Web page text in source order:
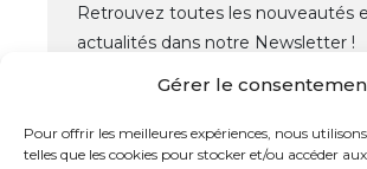
Gérer le
Pour offrir les meilleures expériences, nous
telles que les cookies pour stocker et/ou accéder
Retrouvez toutes les nouveautés
actualités dans notre Newsletter !
OK